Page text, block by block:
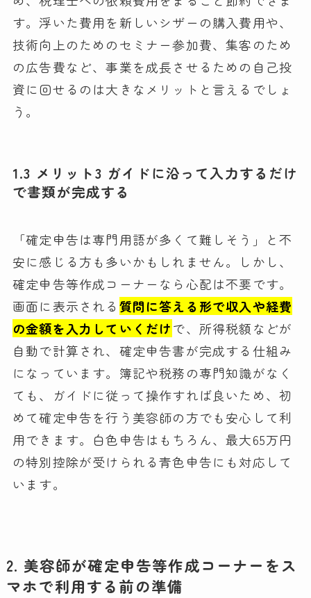
す。浮いた費用を新しいシザーの購入費用や、
技術向上のためのセミナー参加費、集客のため
の広告費など、事業を成長させるための自己投
資に回せるのは大きなメリットと言えるでしょ
う。
1.3 メリット3 ガイドに沿って入力するだけ
で書類が完成する
「確定申告は専門用語が多くて難しそう」と不
安に感じる方も多いかもしれません。しかし、
確定申告等作成コーナーなら心配は不要です。
画面に表示される 質問に答える形で収入や経費
の金額を入力していくだけで、所得税額などが
自動で計算され、確定申告書が完成する仕組み
になっています。簿記や税務の専門知識がなく
ても、ガイドに従って操作すれば良いため、初
めて確定申告を行う美容師の方でも安心して利
用できます。白色申告はもちろん、最大65万円
の特別控除が受けられる青色申告にも対応して
います。
2. 美容師が確定申告等作成コーナーをス
マホで利用する前の準備